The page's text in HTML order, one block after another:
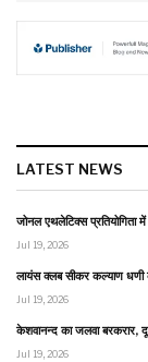
LATEST NEWS
जोनल एथलेटिक्स प्रतियोगिता
Jul 19, 2026
लायंस क्लब सीकर कल्याण धणी
Jul 19, 2026
केशवानन्द का जलवा बरकरार,
Jul 19, 2026